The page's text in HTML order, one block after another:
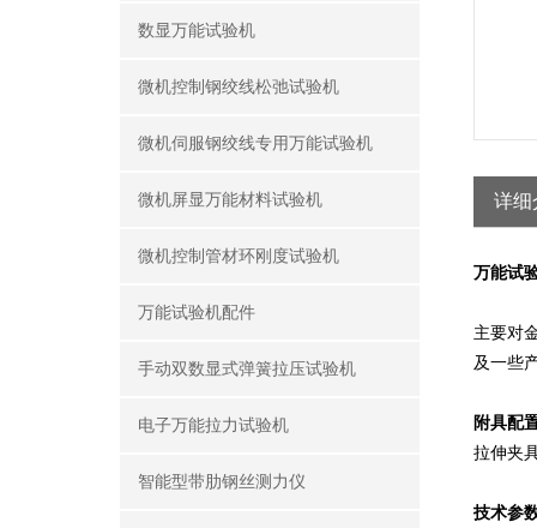
数显万能试验机
微机控制钢绞线松弛试验机
微机伺服钢绞线专用万能试验机
微机屏显万能材料试验机
微机控制管材环刚度试验机
万能试验机配件
手动双数显式弹簧拉压试验机
电子万能拉力试验机
智能型带肋钢丝测力仪
详细
万能试
主要对
及一些
附具配
拉伸夹
技术参